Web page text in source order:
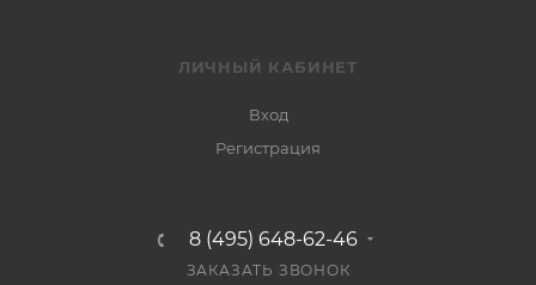
ЛИЧНЫЙ КАБИНЕТ
Вход
Регистрация
8 (495) 648-62-46
ЗАКАЗАТЬ ЗВОНОК